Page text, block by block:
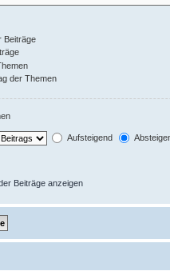
Beiträge
der Themen
Aufsteigend
Beiträge anzeigen